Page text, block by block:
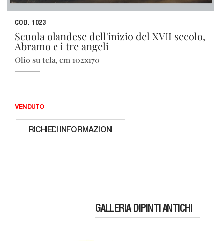
COD. 1023
Scuola olandese dell'inizio del XVII secolo,
Abramo e i tre angeli
Olio su tela, cm 102x170
VENDUTO
RICHIEDI INFORMAZIONI
GALLERIA DIPINTI ANTICHI